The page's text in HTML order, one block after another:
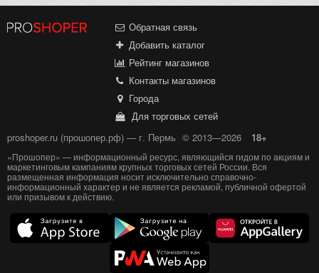
Обратная связь
Добавить каталог
Рейтинг магазинов
Контакты магазинов
Города
Для торговых сетей
proshoper.ru (прошопер.рф) — г. Пермь © 2013—2026 18+
«Прошопер» — информационный ресурс, являющийся гидом по акциям и
маркетинговым кампаниям крупных торговых сетей России. Вся
размещенная информация носит исключительно справочно-
информационный характер и не является рекламой, публичной офертой
или призывом к действию.